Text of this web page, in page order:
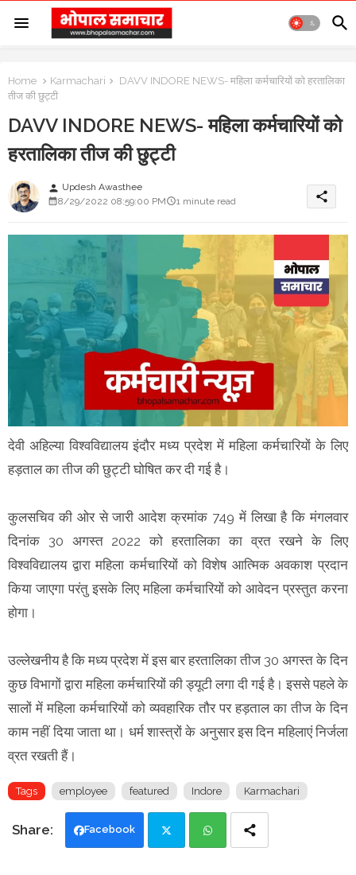
Home Karmachari
DAVV INDORE NEWS- महिला कर्मचारियों को हरतालिका
तीज की छुट्टी
DAVV INDORE NEWS- महिला कर्मचारियों को
हरतालिका तीज की छुट्टी
person Updesh Awasthee
8/29/2022 08:59:00 PM
1 minute read share
देवी अहिल्या विश्वविद्यालय इंदौर मध्य प्रदेश में महिला कर्मचारियों के लिए
हड़ताल का तीज की छुट्टी घोषित कर दी गई है।
कुलसचिव की ओर से जारी आदेश क्रमांक 749 में लिखा है कि मंगलवार
दिनांक 30 अगस्त 2022 को हरतालिका का व्रत रखने के लिए
विश्वविद्यालय द्वारा महिला कर्मचारियों को विशेष आत्मिक अवकाश प्रदान
किया जाएगा परंतु इसके लिए महिला कर्मचारियों को आवेदन प्रस्तुत करना
होगा।
उल्लेखनीय है कि मध्य प्रदेश में इस बार हरतालिका तीज 30 अगस्त के दिन
कुछ विभागों द्वारा महिला कर्मचारियों की ड्यूटी लगा दी गई है। इससे पहले के
सालों में महिला कर्मचारियों को व्यवहारिक तौर पर हड़ताल का तीज के दिन
काम नहीं दिया जाता था। धर्म शास्त्रों के अनुसार इस दिन महिलाएं निर्जला
व्रत रखती हैं।
Tags employee featured Indore Karmachari
Facebook